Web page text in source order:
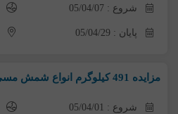
شروع : 05/04/07
پایان : 05/04/29
مزایده 491 کیلوگرم انواع شمش مسی
شروع : 05/04/01